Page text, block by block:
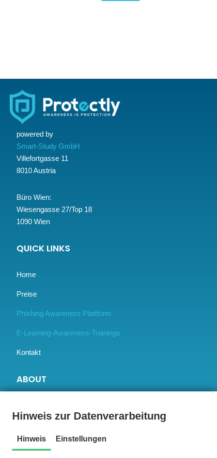
Hinweis zur Datenverarbeitung
Hinweis Einstellungen
powered by
Smart-Study GmbH
Villefortgasse 11
8010 Austria
Büro Wien:
Wiesengasse 27/Top 18
1090 Wien
QUICK LINKS
Home
Preise
Phishing Awareness Plattform
E-Learning-Awareness-Trainings
Kontakt
ABOUT
Unsere Vision